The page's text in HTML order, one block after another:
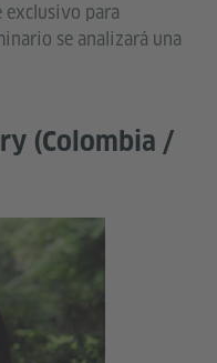
exclusivo para
se analizará una
(Colombia /